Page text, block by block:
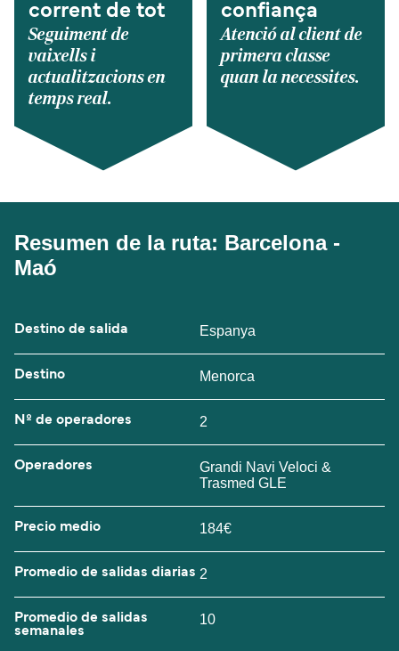
corrent de tot
Seguiment de
vaixells i
actualitzacions en
temps real.
confiança
Atenció al client de
primera classe
quan la necessites.
Resumen de la ruta: Barcelona -
Maó
Destino de salida Espanya
Destino Menorca
Nº de operadores 2
Operadores
Grandi Navi Veloci &
Trasmed GLE
Precio medio 184€
Promedio de salidas diarias 2
Promedio de salidas
semanales
10